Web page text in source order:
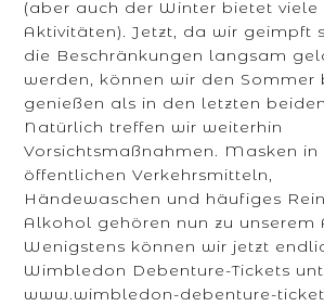
(aber auch der Winter bietet viele
Aktivitäten). Jetzt, da wir geimpft
die Beschränkungen langsam
werden, können wir den Sommer
genießen als in den letzten
Natürlich treffen wir weiterhin
Vorsichtsmaßnahmen. Masken in
öffentlichen Verkehrsmitteln,
Händewaschen und häufiges
Alkohol gehören nun zu unserem
Wenigstens können wir jetzt
Wimbledon Debenture-Tickets
www.wimbledon-debenture-